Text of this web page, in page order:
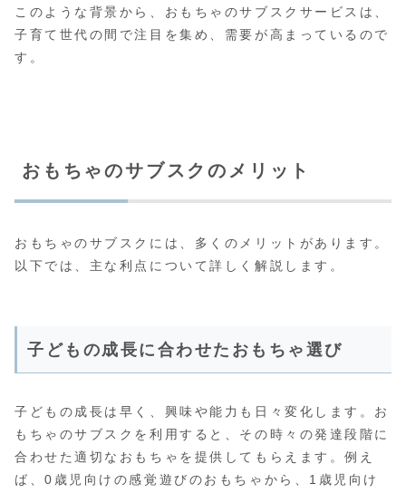
このような背景から、おもちゃのサブスクサービスは、
子育て世代の間で注目を集め、需要が高まっているので
す。
おもちゃのサブスクのメリット
おもちゃのサブスクには、多くのメリットがあります。
以下では、主な利点について詳しく解説します。
子どもの成長に合わせたおもちゃ選び
子どもの成長は早く、興味や能力も日々変化します。お
もちゃのサブスクを利用すると、その時々の発達段階に
合わせた適切なおもちゃを提供してもらえます。例え
ば、0歳児向けの感覚遊びのおもちゃから、1歳児向け